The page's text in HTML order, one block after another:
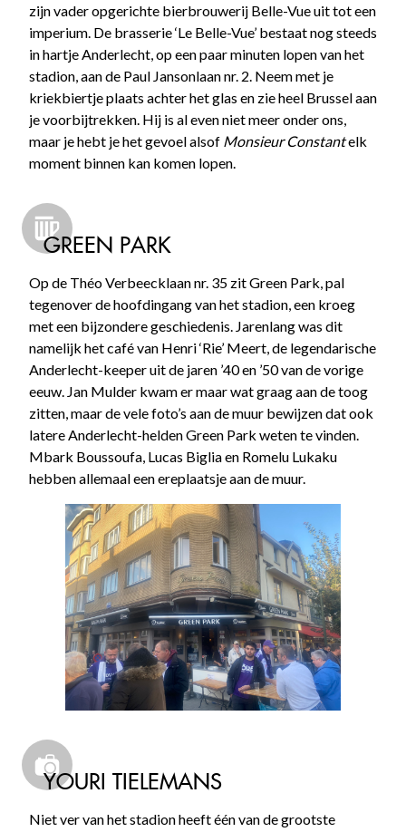
zijn vader opgerichte bierbrouwerij Belle-Vue uit tot een
imperium. De brasserie ‘Le Belle-Vue’ bestaat nog steeds
in hartje Anderlecht, op een paar minuten lopen van het
stadion, aan de Paul Jansonlaan nr. 2. Neem met je
kriekbiertje plaats achter het glas en zie heel Brussel aan
je voorbijtrekken. Hij is al even niet meer onder ons,
maar je hebt je het gevoel alsof Monsieur Constantelk
moment binnen kan komen lopen.
GREEN PARK
Op de Théo Verbeecklaan nr. 35 zit Green Park, pal
tegenover de hoofdingang van het stadion, een kroeg
met een bijzondere geschiedenis. Jarenlang was dit
namelijk het café van Henri ‘Rie’ Meert, de legendarische
Anderlecht-keeper uit de jaren ’40 en ’50 van de vorige
eeuw. Jan Mulder kwam er maar wat graag aan de toog
zitten, maar de vele foto’s aan de muur bewijzen dat ook
latere Anderlecht-helden Green Park weten te vinden.
Mbark Boussoufa, Lucas Biglia en Romelu Lukaku
hebben allemaal een ereplaatsje aan de muur.
YOURI TIELEMANS
Niet ver van het stadion heeft één van de grootste